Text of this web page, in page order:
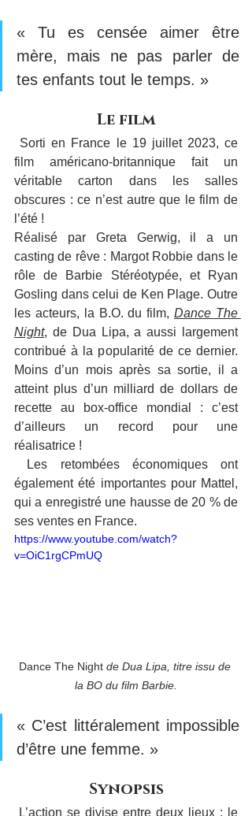
« Tu es censée aimer être
mère, mais ne pas parler de
tes enfants tout le temps. »
Le film
film américano-britannique fait un
véritable carton dans les salles
obscures : ce n’est autre que le film de
l’été !
Réalisé par Greta Gerwig, il a un
casting de rêve : Margot Robbie dans le
rôle de Barbie Stéréotypée, et Ryan
Gosling dans celui de Ken Plage. Outre
les acteurs, la B.O. du film, Dance The
Night, de Dua Lipa, a aussi largement
contribué à la popularité de ce dernier.
Moins d’un mois après sa sortie, il a
atteint plus d’un milliard de dollars de
recette au box-office mondial : c’est
d’ailleurs un record pour une
réalisatrice !
également été importantes pour Mattel,
qui a enregistré une hausse de 20 % de
ses ventes en France.
https://www.youtube.com/watch?
v=OiC1rgCPmUQ
Dance The Night de Dua Lipa, titre issu de
la BO du film Barbie.
« C’est littéralement impossible
d’être une femme. »
Synopsis